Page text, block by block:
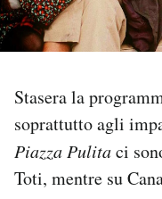
NEWSLETTER
I MIEI PREFERITI
SHOP
Stasera la
soprattutto agli
Piazza Pulitaci
Toti, mentre su